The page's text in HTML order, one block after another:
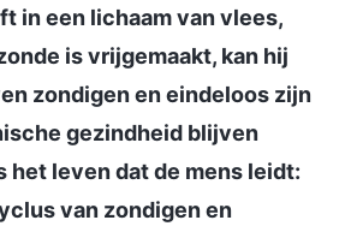
in een lichaam van vlees,
is vrijgemaakt, kan hij
zondigen en eindeloos zijn
gezindheid blijven
het leven dat de mens leidt:
van zondigen en